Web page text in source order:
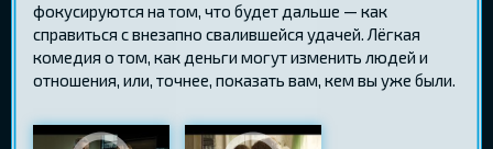
фокусируются на том, что будет дальше — как
справиться с внезапно свалившейся удачей. Лёгкая
комедия о том, как деньги могут изменить людей и
отношения, или, точнее, показать вам, кем вы уже были.